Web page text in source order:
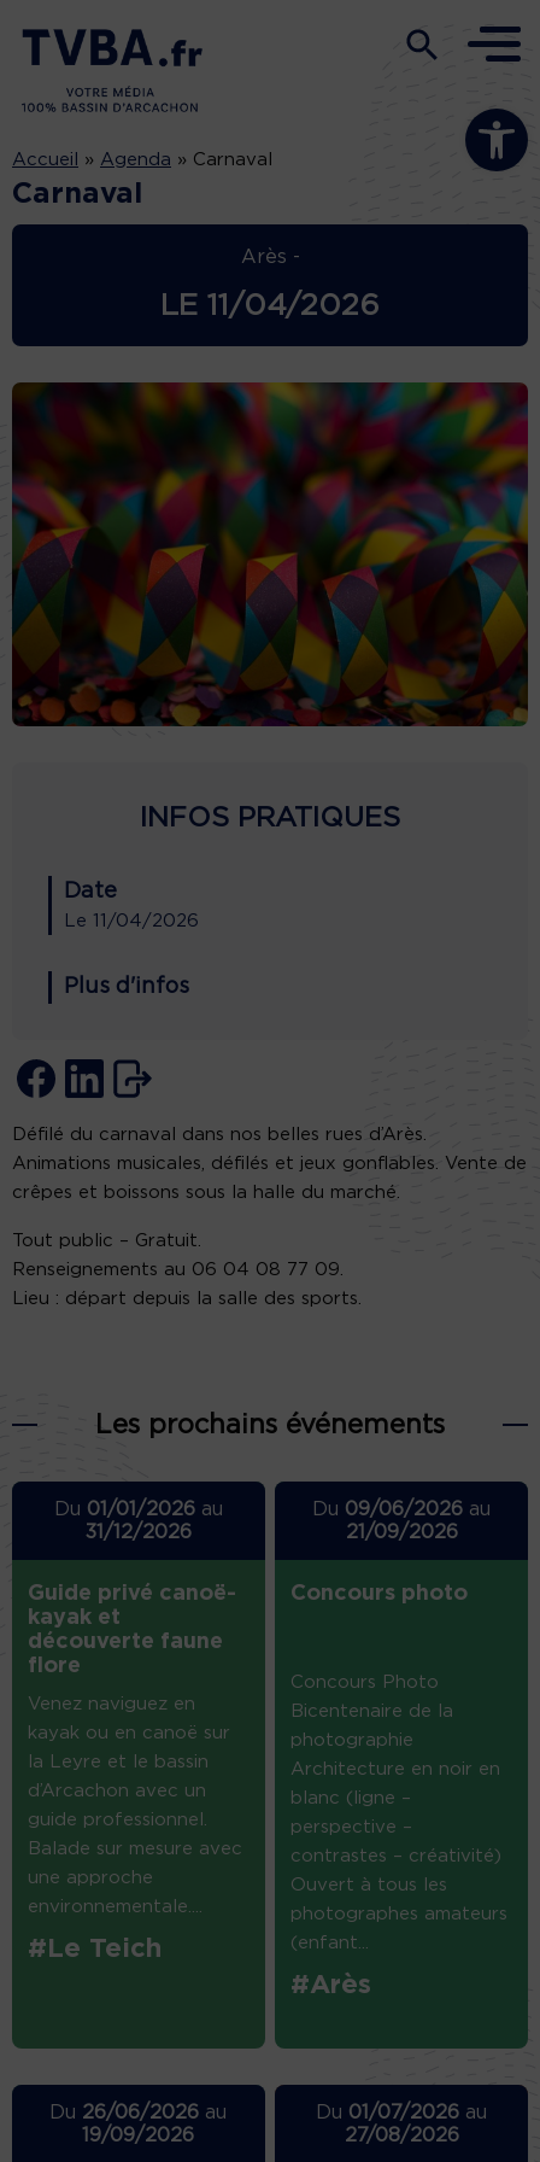
Ouvrir la
Accueil » Agenda » Carnaval
Carnaval
Arès -
LE 11/04/2026
INFOS PRATIQUES
Date
Le 11/04/2026
Plus d'infos
Défilé du carnaval dans nos belles rues d’Arès.
Animations musicales, défilés et jeux gonflables. Vente de
crêpes et boissons sous la halle du marché.
Tout public – Gratuit.
Renseignements au 06 04 08 77 09.
Lieu : départ depuis la salle des sports.
Les prochains événements
Du 01/01/2026au
31/12/2026
Guide privé canoë-
kayak et
découverte faune
flore
Venez naviguez en
kayak ou en canoë sur
la Leyre et le bassin
d’Arcachon avec un
guide professionnel.
Balade sur mesure avec
une approche
environnementale....
#Le Teich
Du 09/06/2026 au
21/09/2026
Concours photo
Concours Photo
Bicentenaire de la
photographie
Architecture en noir en
blanc (ligne –
perspective –
contrastes – créativité)
Ouvert à tous les
photographes amateurs
(enfant...
#Arès
Du 26/06/2026 au
19/09/2026
Du 01/07/2026 au
27/08/2026